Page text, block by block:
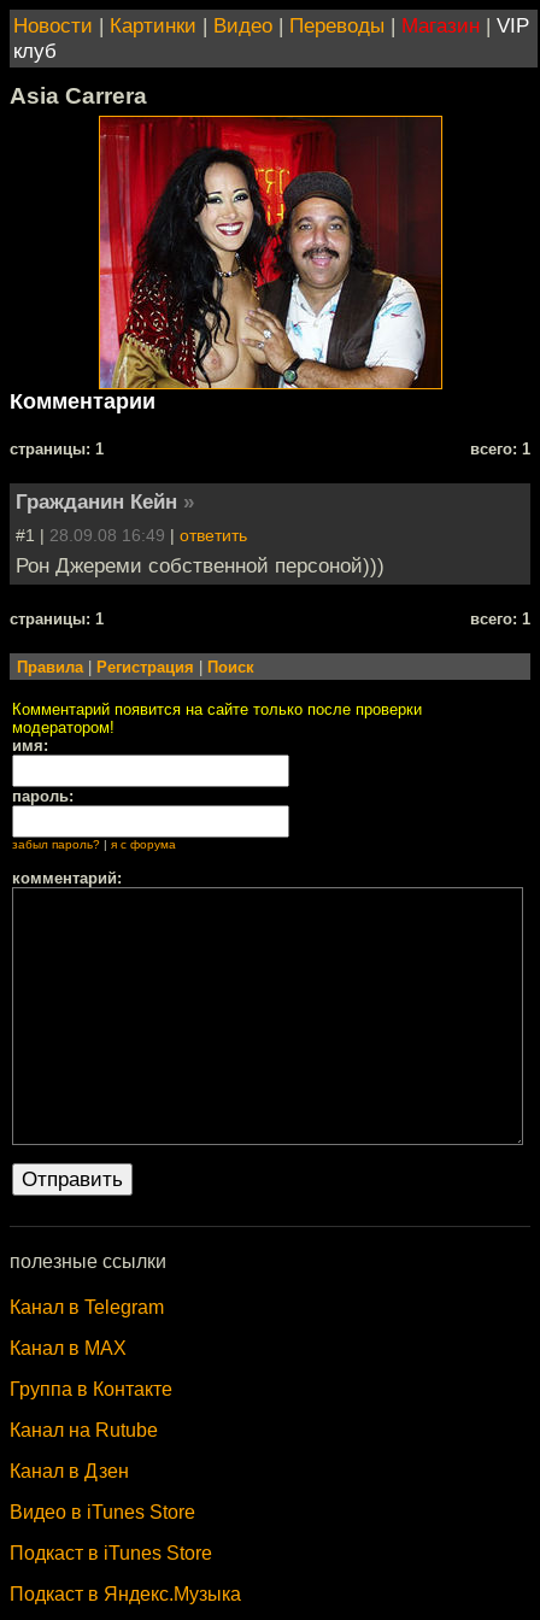
Новости | Картинки | Видео | Переводы | Магазин | VIP
клуб
Asia Carrera
Комментарии
cтраницы: 1 всего: 1
Гражданин Кейн »
#1 | 28.09.08 16:49 | ответить
Рон Джереми собственной персоной)))
cтраницы: 1 всего: 1
Правила Регистрация Поиск
Комментарий появится на сайте только после проверки
модератором!
имя:
пароль:
забыл пароль? | я с форума
комментарий:
полезные ссылки
Канал в Telegram
Канал в MAX
Группа в Контакте
Канал на Rutube
Канал в Дзен
Видео в iTunes Store
Подкаст в iTunes Store
Подкаст в Яндекс.Музыка